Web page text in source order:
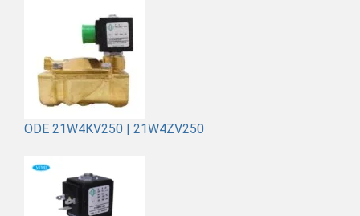
ODE 21W4KV250 | 21W4ZV250